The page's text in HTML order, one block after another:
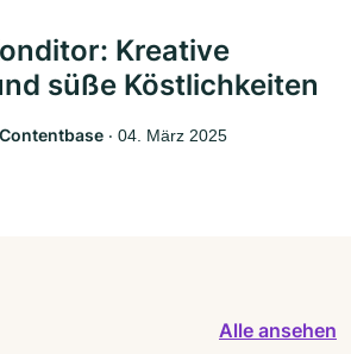
Kreative
süße Köstlichkeiten
‧ 04. März 2025
Alle ansehen